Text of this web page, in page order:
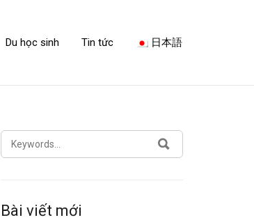
Du học sinh Tin tức 日本語
SEARCH
FOR:
Bài viết mới